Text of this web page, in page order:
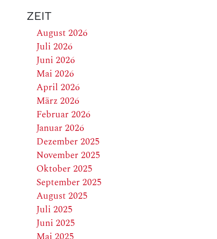
ZEIT
August 2026
Juli 2026
Juni 2026
Mai 2026
April 2026
März 2026
Februar 2026
Januar 2026
Dezember 2025
November 2025
Oktober 2025
September 2025
August 2025
Juli 2025
Juni 2025